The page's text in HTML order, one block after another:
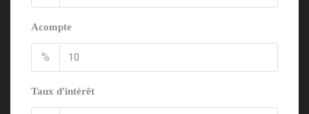
Acompte
%
Taux d'intérêt